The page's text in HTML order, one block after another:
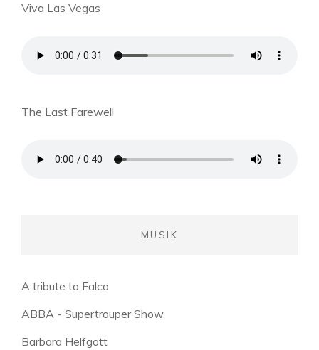
Viva Las Vegas
The Last Farewell
MUSIK
A tribute to Falco
ABBA - Supertrouper Show
Barbara Helfgott